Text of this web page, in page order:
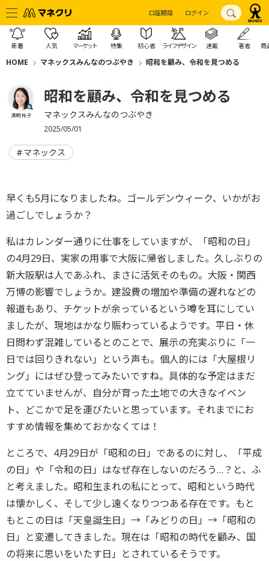
口座開設 ログイン
新着 人気 マーケット 特集 初心者 ライフデザイン 連載 著者 商
HOME マネックスみんなのつぶやき 昭和を顧み、令和を見つめる
清明 祐子
昭和を顧み、令和を見つめる
マネックスみんなのつぶやき
2025/05/01
マネックス
早くも5月になりましたね。ゴールデンウィーク、いかがお
過ごしでしょうか？
私はカレンダー通りに仕事をしていますが、「昭和の日」
の4月29日、実家の用事で大阪に帰省しました。久しぶりの
新大阪駅は人であふれ、まさに活気そのもの。大阪・関西
万博の影響でしょうか。建設費の増加や準備の遅れなどの
報道もあり、チケットが余っているという噂を耳にしてい
ましたが、現地はかなり賑わっているようです。平日・休
日問わず混雑しているとのことで、展示の充実ぶりに「一
日では回りきれない」という声も。個人的には「大屋根リ
ング」にはぜひ登ってみたいですね。具体的な予定はまだ
立てていませんが、自分が育った土地での大きなイベン
ト、どこかで足を運びたいと思っています。それまでにお
すすめ情報を集めておかなくては！
ところで、4月29日が「昭和の日」であるのに対し、「平成
の日」や「令和の日」はなぜ存在しないのだろう…？と、ふ
と考えました。昭和生まれの私にとって、昭和という時代
は懐かしく、そして少し遠くなりつつある存在です。もと
もとこの日は「天皇誕生日」→「みどりの日」→「昭和の
日」と変遷してきました。現在は「昭和の時代を顧み、国
の将来に思いをいたす日」とされているそうです。